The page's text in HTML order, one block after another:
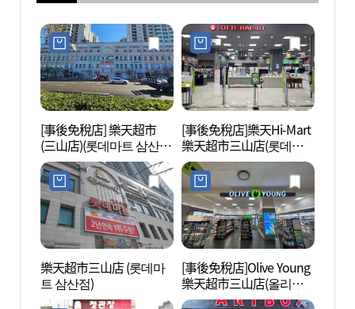
[事後免稅店] 樂天超市
(三山店)(롯데마트 삼산
점)
[事後免稅店]樂天Hi-Mart
樂天超市三山店(롯데하
이마트 롯데마트 삼산점)
樂天超市三山店 (롯데마
트 삼산점)
[事後免稅店]Olive Young
樂天超市三山店(올리브
영 롯데마트 삼산점)